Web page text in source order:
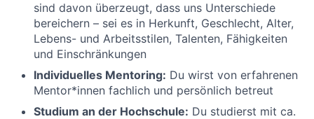
sind davon überzeugt, dass uns Unterschiede
bereichern – sei es in Herkunft, Geschlecht, Alter,
Lebens- und Arbeitsstilen, Talenten, Fähigkeiten
und Einschränkungen
Individuelles Mentoring: Du wirst von erfahrenen
Mentor*innen fachlich und persönlich betreut
Studium an der Hochschule: Du studierst mit ca.